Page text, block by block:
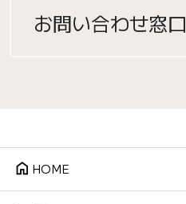
お問い合わせ窓口
home HOME